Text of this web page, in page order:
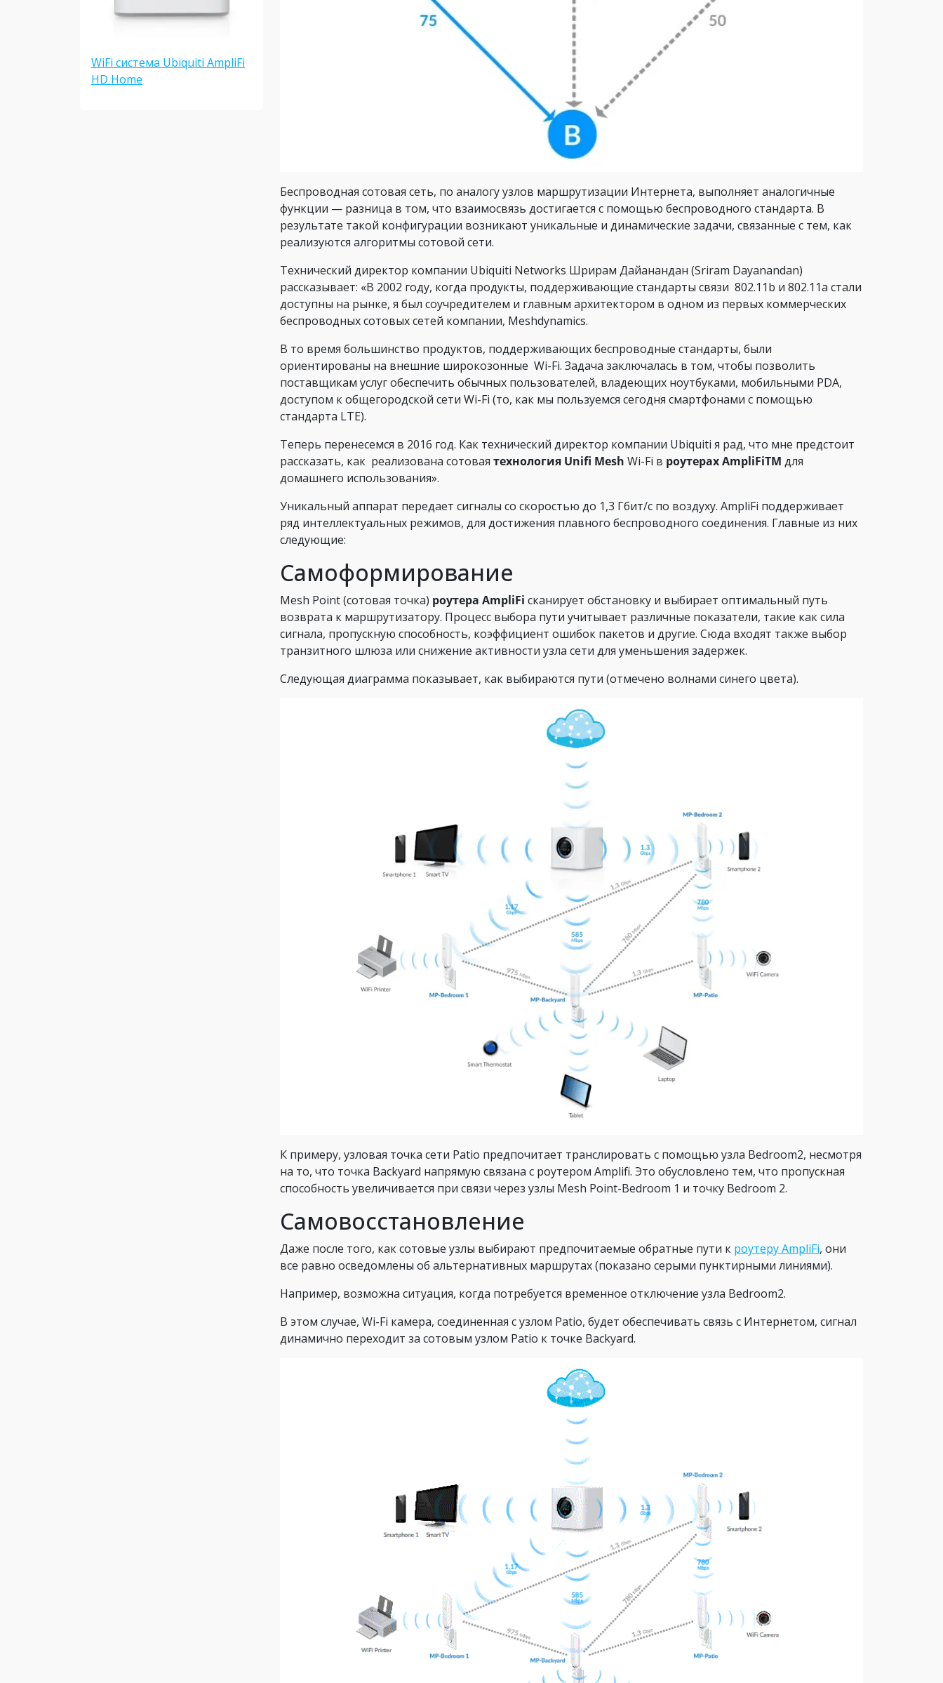
WiFi система Ubiquiti AmpliFi
HD Home
Беспроводная сотовая сеть, по аналогу узлов маршрутизации Интернета, выполняет аналогичные
функции — разница в том, что взаимосвязь достигается с помощью беспроводного стандарта. В
результате такой конфигурации возникают уникальные и динамические задачи, связанные с тем, как
реализуются алгоритмы сотовой сети.
Технический директор компании Ubiquiti Networks Шрирам Дайанандан (Sriram Dayanandan)
рассказывает: «В 2002 году, когда продукты, поддерживающие стандарты связи 802.11b и 802.11a стали
доступны на рынке, я был соучредителем и главным архитектором в одном из первых коммерческих
беспроводных сотовых сетей компании, Meshdynamics.
В то время большинство продуктов, поддерживающих беспроводные стандарты, были
ориентированы на внешние широкозонные Wi-Fi. Задача заключалась в том, чтобы позволить
поставщикам услуг обеспечить обычных пользователей, владеющих ноутбуками, мобильными PDA,
доступом к общегородской сети Wi-Fi (то, как мы пользуемся сегодня смартфонами с помощью
стандарта LTE).
Теперь перенесемся в 2016 год. Как технический директор компании Ubiquiti я рад, что мне предстоит
рассказать, как реализована сотовая технология Unifi Mesh Wi-Fi в роутерах AmpliFiTM для
домашнего использования».
Уникальный аппарат передает сигналы со скоростью до 1,3 Гбит/с по воздуху. AmpliFi поддерживает
ряд интеллектуальных режимов, для достижения плавного беспроводного соединения. Главные из них
следующие:
Самоформирование
Mesh Point (сотовая точка) роутера AmpliFi сканирует обстановку и выбирает оптимальный путь
возврата к маршрутизатору. Процесс выбора пути учитывает различные показатели, такие как сила
сигнала, пропускную способность, коэффициент ошибок пакетов и другие. Сюда входят также выбор
транзитного шлюза или снижение активности узла сети для уменьшения задержек.
Следующая диаграмма показывает, как выбираются пути (отмечено волнами синего цвета).
К примеру, узловая точка сети Patio предпочитает транслировать с помощью узла Bedroom2, несмотря
на то, что точка Backyard напрямую связана с роутером Amplifi. Это обусловлено тем, что пропускная
способность увеличивается при связи через узлы Mesh Point-Bedroom 1 и точку Bedroom 2.
Самовосстановление
Даже после того, как сотовые узлы выбирают предпочитаемые обратные пути к роутеру AmpliFi, они
все равно осведомлены об альтернативных маршрутах (показано серыми пунктирными линиями).
Например, возможна ситуация, когда потребуется временное отключение узла Bedroom2.
В этом случае, Wi-Fi камера, соединенная с узлом Patio, будет обеспечивать связь с Интернетом, сигнал
динамично переходит за сотовым узлом Patio к точке Backyard.